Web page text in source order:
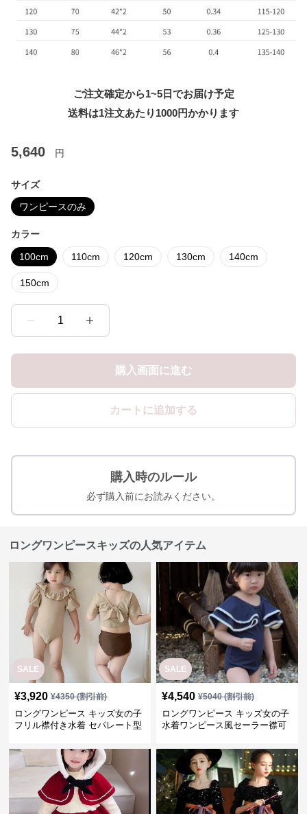
ご注文確定から1~5日でお届け予定
送料は1注文あたり 1000円かかります
5,640 円
サイズ
ワンピースのみ
カラー
100cm 110cm 120cm 130cm 140cm
150cm
1
購入画面に進む
カートに追加する
購入時のルール
必ず購入前にお読みください。
ロングワンピースキッズの人気アイテム
SALE
¥3,920 ¥4350(割引前)
ロングワンピース キッズ女の子
フリル襟付き水着 セパレート型
SALE
¥4,540 ¥5040(割引前)
ロングワンピース キッズ女の子
水着ワンピース風セーラー襟可